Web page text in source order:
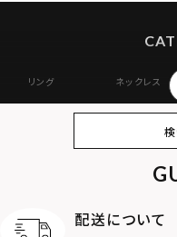
リング ネックレス
オンラインストア
配送について